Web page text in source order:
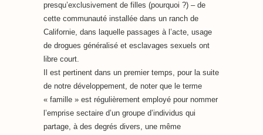
presqu’exclusivement de filles (pourquoi ?) – de
cette communauté installée dans un ranch de
Californie, dans laquelle passages à l’acte, usage
de drogues généralisé et esclavages sexuels ont
libre court.
Il est pertinent dans un premier temps, pour la suite
de notre développement, de noter que le terme
« famille » est régulièrement employé pour nommer
l’emprise sectaire d’un groupe d’individus qui
partage, à des degrés divers, une même